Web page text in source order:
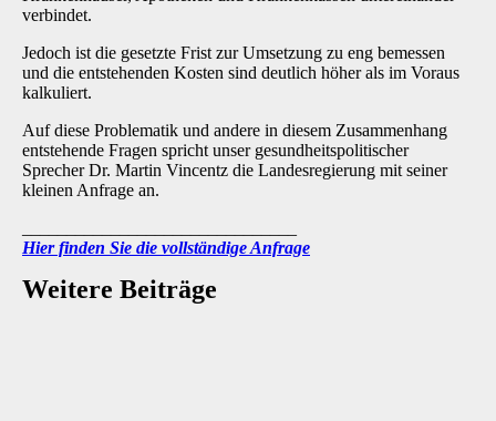
verbindet.
Jedoch ist die gesetzte Frist zur Umsetzung zu eng bemessen
und die entstehenden Kosten sind deutlich höher als im Voraus
kalkuliert.
Auf diese Problematik und andere in diesem Zusammenhang
entstehende Fragen spricht unser gesundheitspolitischer
Sprecher Dr. Martin Vincentz die Landesregierung mit seiner
kleinen Anfrage an.
Hier finden Sie die vollständige Anfrage
Weitere Beiträge